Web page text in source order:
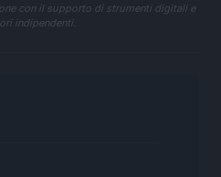
con il supporto di strumenti digitali e
indipendenti.